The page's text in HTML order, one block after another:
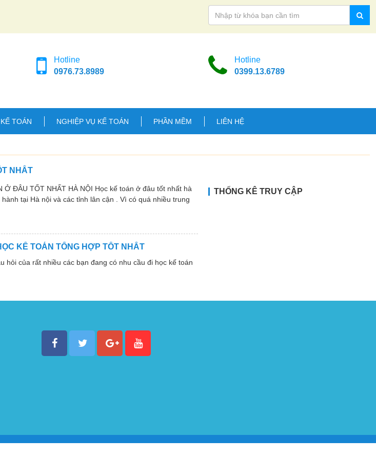
Hotline
0976.73.8989
Hotline
0399.13.6789
TOÁN NGHIỆP VỤ KẾ TOÁN PHẦN MỀM LIÊN HỆ
NHẤT
Ở ĐÂU TỐT NHẤT HÀ NỘI Học kế toán ở đâu tốt nhất hà
tại Hà nội và các tỉnh lân cận . Vì có quá nhiều trung
KẾ TOÁN TỔNG HỢP TỐT NHẤT
hỏi của rất nhiều các bạn đang có nhu cầu đi học kế toán
THỐNG KÊ TRUY CẬP